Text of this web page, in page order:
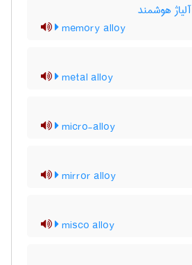
هوشمند
memory alloy
metal alloy
micro-alloy
mirror alloy
misco alloy